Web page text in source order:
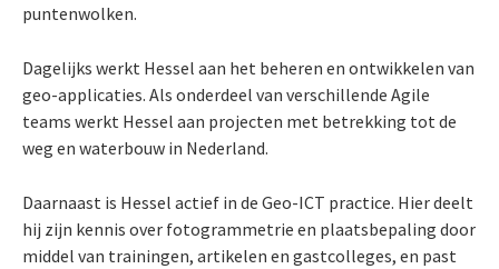
puntenwolken.
Dagelijks werkt Hessel aan het beheren en ontwikkelen van
geo-applicaties. Als onderdeel van verschillende Agile
teams werkt Hessel aan projecten met betrekking tot de
weg en waterbouw in Nederland.
Daarnaast is Hessel actief in de Geo-ICT practice. Hier deelt
hij zijn kennis over fotogrammetrie en plaatsbepaling door
middel van trainingen, artikelen en gastcolleges, en past